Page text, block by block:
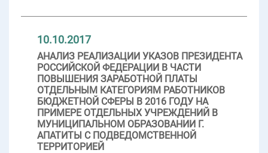
10.10.2017
АНАЛИЗ РЕАЛИЗАЦИИ УКАЗОВ ПРЕЗИДЕНТА
РОССИЙСКОЙ ФЕДЕРАЦИИ В ЧАСТИ
ПОВЫШЕНИЯ ЗАРАБОТНОЙ ПЛАТЫ
ОТДЕЛЬНЫМ КАТЕГОРИЯМ РАБОТНИКОВ
БЮДЖЕТНОЙ СФЕРЫ В 2016 ГОДУ НА
ПРИМЕРЕ ОТДЕЛЬНЫХ УЧРЕЖДЕНИЙ В
МУНИЦИПАЛЬНОМ ОБРАЗОВАНИИ Г.
АПАТИТЫ С ПОДВЕДОМСТВЕННОЙ
ТЕРРИТОРИЕЙ